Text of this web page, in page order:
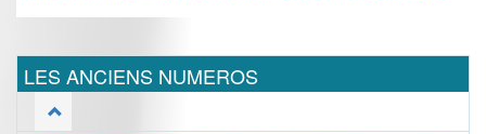
LES ANCIENS NUMEROS